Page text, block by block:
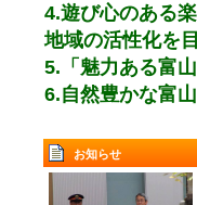
4.遊び心のある
地域の活性化を
5.「魅力ある富
6.自然豊かな富
お知らせ